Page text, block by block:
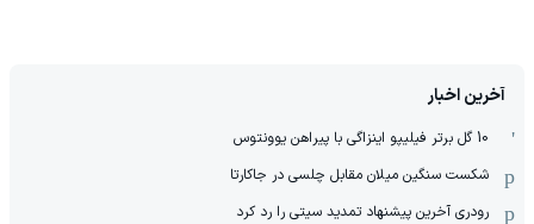
آخرین اخبار
10 گل برتر فیلیپو اینزاگی با پیراهن یوونتوس
شکست سنگین میلان مقابل چلسی در جاکارتا
رودری آخرین پیشنهاد تمدید سیتی را رد کرد